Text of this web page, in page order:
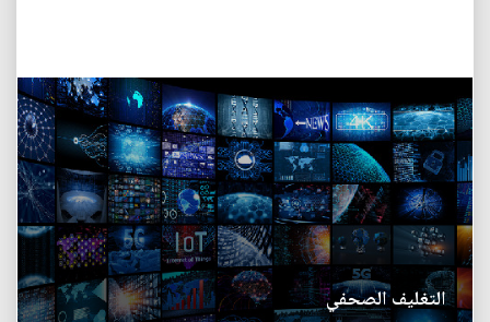
التغليف الصحفي